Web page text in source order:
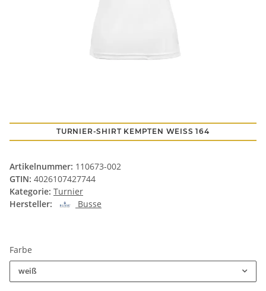
TURNIER-SHIRT KEMPTEN WEISS 164
Artikelnummer: 110673-002
GTIN: 4026107427744
Kategorie: Turnier
Hersteller:
Busse
Farbe
weiß